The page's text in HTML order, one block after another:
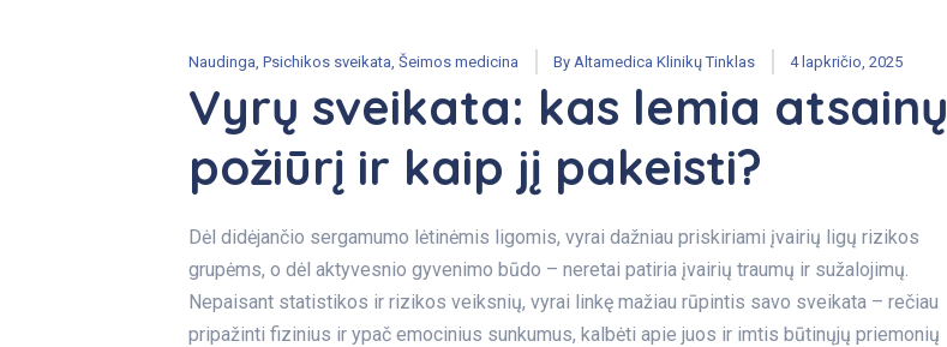
Naudinga Psichikos sveikata Šeimos medicina By Altamedica Klinikų Tinklas 4 lapkričio, 2025
Vyrų sveikata: kas lemia atsainų
požiūrį ir kaip jį pakeisti?
Dėl didėjančio sergamumo lėtinėmis ligomis, vyrai dažniau priskiriami įvairių ligų rizikos
grupėms, o dėl aktyvesnio gyvenimo būdo – neretai patiria įvairių traumų ir sužalojimų.
Nepaisant statistikos ir rizikos veiksnių, vyrai linkę mažiau rūpintis savo sveikata – rečiau
pripažinti fizinius ir ypač emocinius sunkumus, kalbėti apie juos ir imtis būtinųjų priemonių